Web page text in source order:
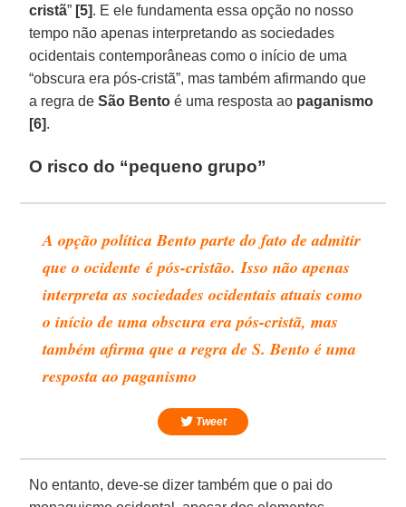
cristã” [5]. E ele fundamenta essa opção no nosso
tempo não apenas interpretando as sociedades
ocidentais contemporâneas como o início de uma
“obscura era pós-cristã”, mas também afirmando que
a regra deSão Bento é uma resposta ao paganismo
[6].
O risco do “pequeno grupo”
A opção política Bento parte do fato de admitir
que o ocidente é pós-cristão. Isso não apenas
interpreta as sociedades ocidentais atuais como
o início de uma obscura era pós-cristã, mas
também afirma que a regra de S. Bento é uma
resposta ao paganismo
Tweet
No entanto, deve-se dizer também que o pai do